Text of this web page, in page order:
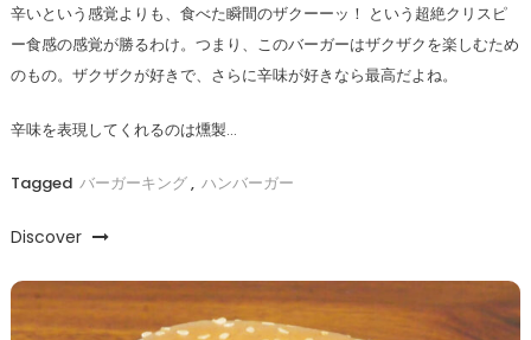
辛いという感覚よりも、食べた瞬間のザクーーッ！ という超絶クリスピ
ー食感の感覚が勝るわけ。つまり、このバーガーはザクザクを楽しむため
のもの。ザクザクが好きで、さらに辛味が好きなら最高だよね。
辛味を表現してくれるのは燻製…
Tagged バーガーキング, ハンバーガー
Discover